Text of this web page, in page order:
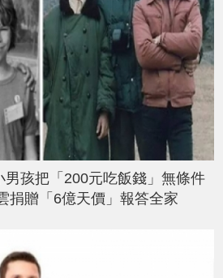
男孩把「200元吃飯錢」無條件
贈「6億天價」報答全家